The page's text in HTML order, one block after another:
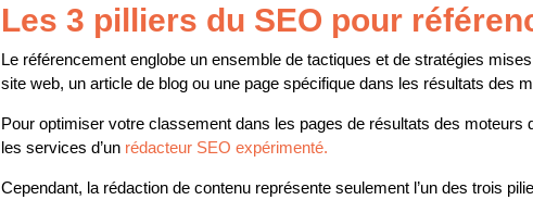
Les 3 pilliers du SEO pour
Le référencement englobe un ensemble de tactiques et de stratégies
site web, un article de blog ou une page spécifique dans les résultats des
Pour optimiser votre classement dans les pages de résultats des
les services d’un rédacteur SEO expérimenté.
Cependant, la rédaction de contenu représente seulement l’un des trois